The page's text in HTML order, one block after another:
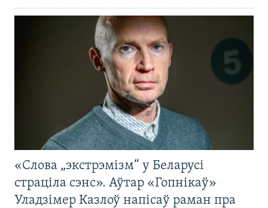
«Слова „экстрэмізм“ у Беларусі
страціла сэнс». Аўтар «Гопнікаў»
Уладзімер Казлоў напісаў раман пра